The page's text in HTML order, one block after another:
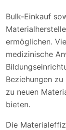
Bulk-Einkauf
ermöglichen.
medizinische
Beziehungen
zu neuen
bieten.
Die